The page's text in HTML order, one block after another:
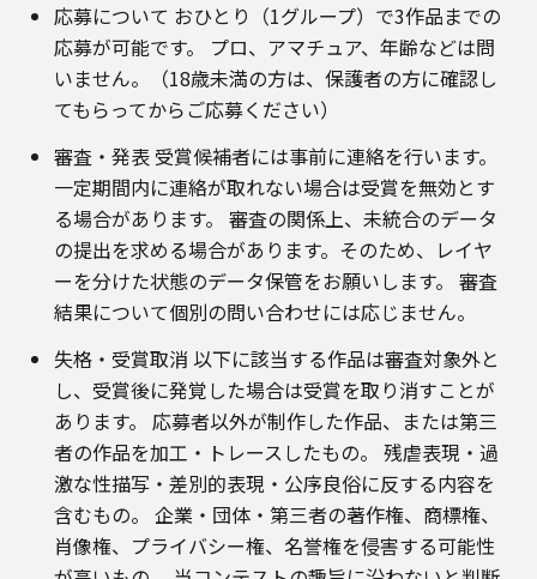
応募について おひとり（1グループ）で3作品までの
応募が可能です。 プロ、アマチュア、年齢などは問
いません。（18歳未満の方は、保護者の方に確認し
てもらってからご応募ください）
審査・発表 受賞候補者には事前に連絡を行います。
一定期間内に連絡が取れない場合は受賞を無効とす
る場合があります。 審査の関係上、未統合のデータ
の提出を求める場合があります。そのため、レイヤ
ーを分けた状態のデータ保管をお願いします。 審査
結果について個別の問い合わせには応じません。
失格・受賞取消 以下に該当する作品は審査対象外と
し、受賞後に発覚した場合は受賞を取り消すことが
あります。 応募者以外が制作した作品、または第三
者の作品を加工・トレースしたもの。 残虐表現・過
激な性描写・差別的表現・公序良俗に反する内容を
含むもの。 企業・団体・第三者の著作権、商標権、
肖像権、プライバシー権、名誉権を侵害する可能性